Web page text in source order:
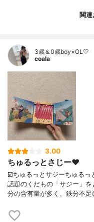
関
3歳＆0歳boy×OL🤍
coala
3.00
ちゅるっとさじー❤️
☑️ちゅるっとサジーちゅるっ
話題のくだもの「サジー」
分の含有量が多く、鉄分不